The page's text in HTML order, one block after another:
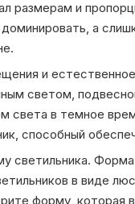
размерам и
а
и
светом,
света в темное
способный
светильника.
в виде
форму, которая